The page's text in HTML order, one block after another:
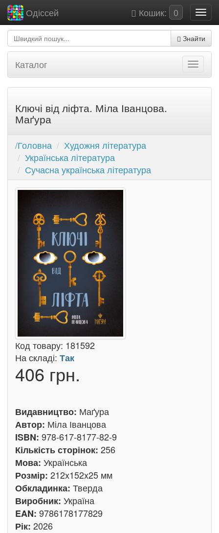
Кошик: 0
Одіссей
Знайти
Каталог
Ключі від ліфта. Міла Іванцова.
Маґура
/Головна
Художня література
Українська література
Сучасна українська література
Код товару: 181592
На складі: Так
406 грн.
Видавництво: Маґура
Автор: Міла Іванцова
ISBN: 978-617-8177-82-9
Кількість сторінок: 256
Мова: Українська
Розмір: 212x152x25 мм
Обкладинка: Тверда
Виробник: Україна
EAN: 9786178177829
Рік: 2026